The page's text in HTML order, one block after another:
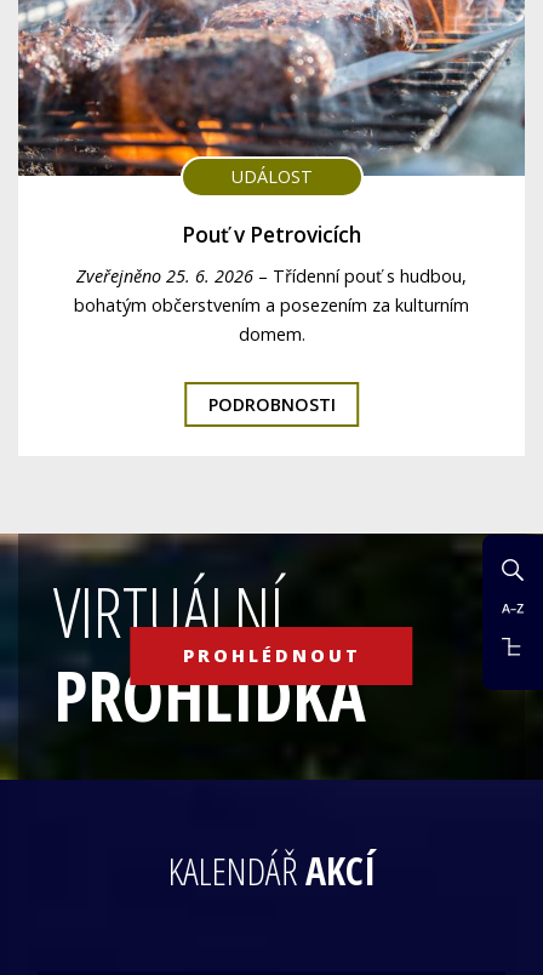
UDÁLOST
Pouť v Petrovicích
Zveřejněno 25. 6. 2026 – Třídenní pouť s hudbou,
bohatým občerstvením a posezením za kulturním
domem.
PODROBNOSTI
VIRTUÁLNÍ
PROHLÍDKA
PROHLÉDNOUT
KALENDÁŘAKCÍ